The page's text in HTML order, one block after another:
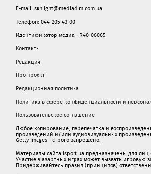
E-mail: sunlight@mediadim.com.ua
Телефон: 044-205-43-00
Идентификатор медиа - R40-06065
Контакты
Редакция
Про проект
Редакционная политика
Политика в сфере конфиденциальности и
Пользовательское соглашение
Любое копирование, перепечатка и
произведений и/или аудиовизуальных
Getty Images - строго запрещено.
Материалы сайта isport.ua предназначены для лиц
Участие в азартных играх может вызвать игровую
Придерживайтесь правил (принципов)